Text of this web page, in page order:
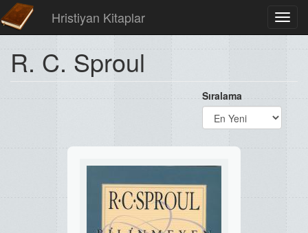
Hristiyan Kitaplar
R. C. Sproul
Sıralama